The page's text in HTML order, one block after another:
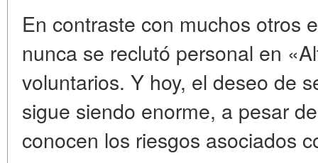
En contraste con muchos otros
nunca se reclutó personal en
voluntarios. Y hoy, el deseo de
sigue siendo enorme, a pesar
conocen los riesgos asociados